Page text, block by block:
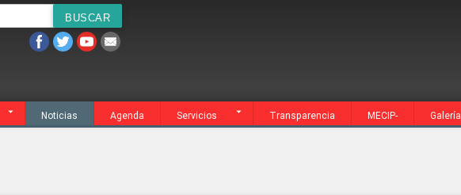
Noticias Agenda Servicios Transparencia MECIP- Galería
Transparencia